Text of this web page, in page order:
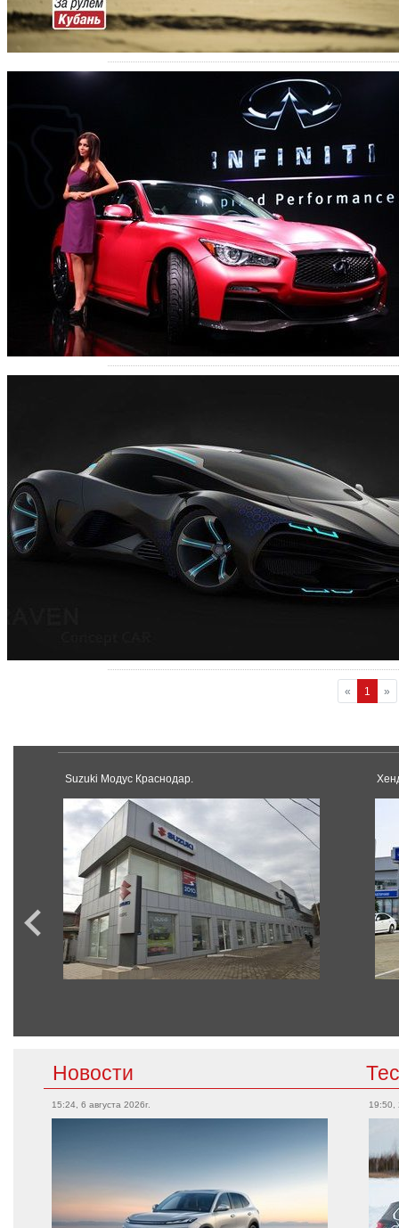
« 1 »
Suzuki Модус Краснодар.
Новости
15:24, 6 августа 2026г. 19:50,